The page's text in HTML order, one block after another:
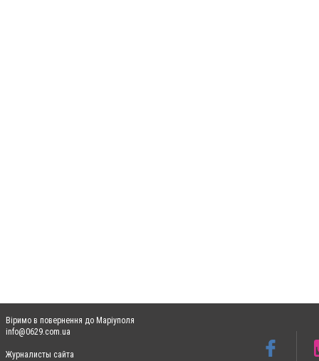
Віримо в повернення до Маріуполя
info@0629.com.ua
Журналисты сайта